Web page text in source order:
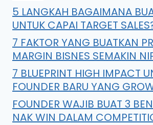
5 LANGKAH BAGAIMANA
UNTUK CAPAI TARGET
7 FAKTOR YANG BUATKAN
MARGIN BISNES SEMAKIN
7 BLUEPRINT HIGH IMPACT
FOUNDER BARU YANG
FOUNDER WAJIB BUAT 3
NAK WIN DALAM